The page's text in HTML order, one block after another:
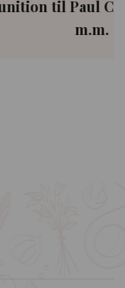
våben rens